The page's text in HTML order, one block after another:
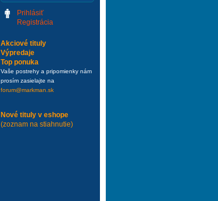
Prihlásiť
Registrácia
Akciové tituly
Výpredaje
Top ponuka
Vaše postrehy a pripomienky nám
prosím zasielajte na
forum@markman.sk
Nové tituly v eshope
(zoznam na stiahnutie)